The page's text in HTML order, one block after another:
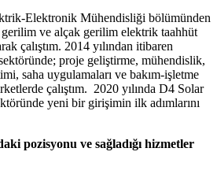
Elektronik Mühendisliği bölümünden
ve alçak gerilim elektrik taahhüt
çalıştım. 2014 yılından itibaren
proje geliştirme, mühendislik,
saha uygulamaları ve bakım-işletme
çalıştım. 2020 yılında D4 Solar
yeni bir girişimin ilk adımlarını
pozisyonu ve sağladığı hizmetler